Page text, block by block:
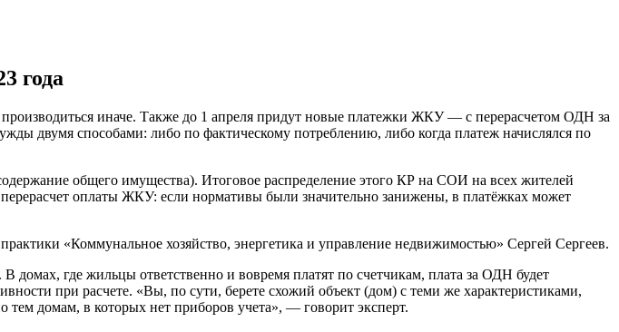
года
иначе. Также до 1 апреля придут новые платежки ЖКУ — с перерасчетом ОДН за
двумя способами: либо по фактическому потреблению, либо когда платеж начислялся по
общего имущества). Итоговое распределение этого КР на СОИ на всех жителей
оплаты ЖКУ: если нормативы были значительно занижены, в платёжках может
«Коммунальное хозяйство, энергетика и управление недвижимостью» Сергей Сергеев.
где жильцы ответственно и вовремя платят по счетчикам, плата за ОДН будет
при расчете. «Вы, по сути, берете схожий объект (дом) с теми же характеристиками,
тем домам, в которых нет приборов учета», — говорит эксперт.